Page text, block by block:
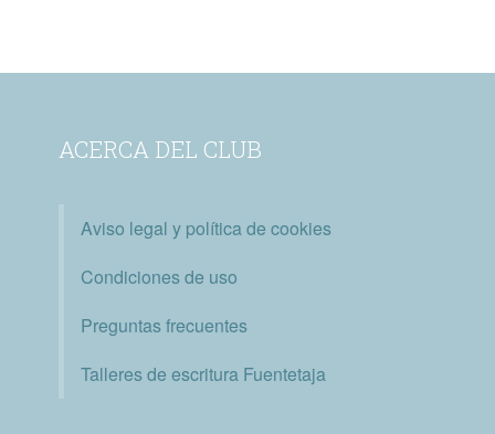
ACERCA DEL CLUB
Aviso legal y política de cookies
Condiciones de uso
Preguntas frecuentes
Talleres de escritura Fuentetaja